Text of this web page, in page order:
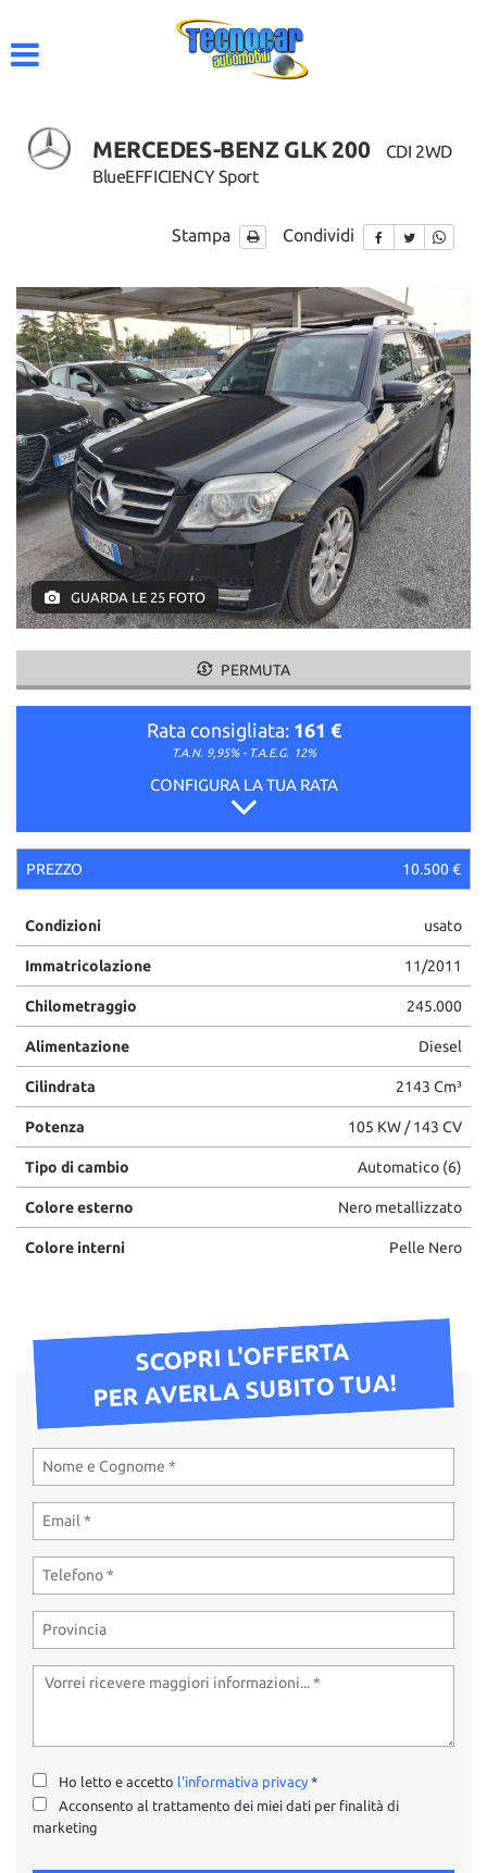
LISTA VEICOLI
CONTATTI
MERCEDES-BENZ GLK 200
CDI 2WD
BlueEFFICIENCY Sport
Stampa Condividi
GUARDA LE 25 FOTO
PERMUTA
Rata consigliata: 161 €
T.A.N. 9,95% - T.A.E.G. 12%
CONFIGURA LA TUA RATA
PREZZO 10.500 €
Condizioni usato
Immatricolazione 11/2011
Chilometraggio 245.000
Alimentazione Diesel
Cilindrata 2143 Cm³
Potenza 105 KW / 143 CV
Tipo di cambio Automatico (6)
Colore esterno Nero metallizzato
Colore interni Pelle Nero
SCOPRI L'OFFERTA
PER AVERLA SUBITO TUA!
Ho letto e accetto l'informativa privacy *
Acconsento al trattamento dei miei dati per finalità di
marketing